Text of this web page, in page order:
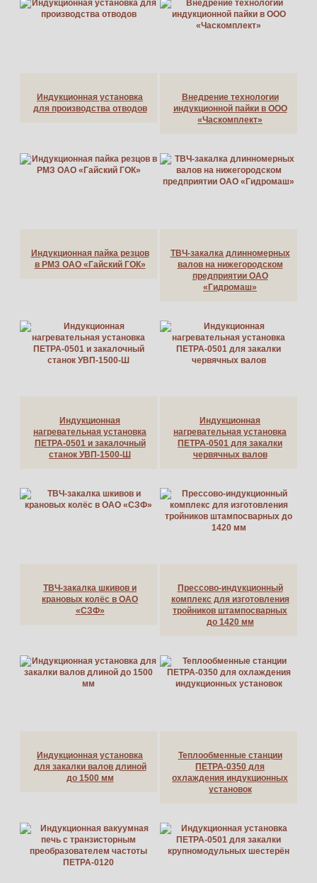
Индукционная установка
для производства отводов
Внедрение технологии
индукционной пайки в ООО
«Часкомплект»
Индукционная пайка резцов
в РМЗ ОАО «Гайский ГОК»
ТВЧ-закалка длинномерных
валов на нижегородском
предприятии ОАО
«Гидромаш»
Индукционная
нагревательная установка
ПЕТРА-0501 и закалочный
станок УВП-1500-Ш
Индукционная
нагревательная установка
ПЕТРА-0501 для закалки
червячных валов
ТВЧ-закалка шкивов и
крановых колёс в ОАО
«СЗФ»
Прессово-индукционный
комплекс для изготовления
тройников штампосварных
до 1420 мм
Индукционная установка
для закалки валов длиной
до 1500 мм
Теплообменные станции
ПЕТРА-0350 для
охлаждения индукционных
установок